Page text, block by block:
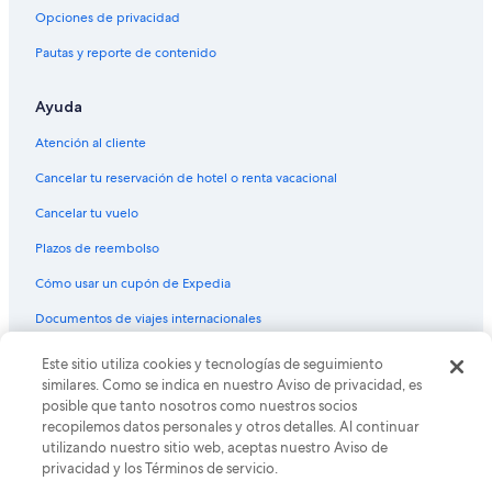
Vuelos de Des Moines (DSM) a Phoenix (PHX)
Vuelos de Detroit (DTW) a Phoenix (PHX)
Vuelos de Fort Lauderdale (FLL) a Phoenix (PHX)
Vuelos de Guayaquil (GYE) a Phoenix (PHX)
Vuelos de Houston (HOU) a Phoenix (PHX)
Vuelos de Houston (IAH) a Phoenix (PHX)
Vuelos de Idaho Falls (IDA) a Phoenix (PHX)
Vuelos de Indianápolis (IND) a Phoenix (PHX)
Vuelos de El Centro (IPL) a Phoenix (PHX)
Vuelos de Lima (LIM) a Phoenix (PHX)
Vuelos de Los Mochis (LMM) a Phoenix (PHX)
Vuelos de Laredo (LRD) a Phoenix (PHX)
Vuelos de Midland (MAF) a Phoenix (PHX)
Opciones de privacidad
Pautas y reporte de contenido
Ayuda
Atención al cliente
Cancelar tu reservación de hotel o renta vacacional
Cancelar tu vuelo
Plazos de reembolso
Cómo usar un cupón de Expedia
Documentos de viajes internacionales
© 2026 Expedia, Inc., una empresa de Expedia Group. Todos los
derechos reservados. Expedia y el logo de Expedia son marcas
registradas o marcas comerciales de Expedia, Inc. CST# 2029030-50.
Este sitio utiliza cookies y tecnologías de seguimiento
similares. Como se indica en nuestro Aviso de privacidad, es
posible que tanto nosotros como nuestros socios
recopilemos datos personales y otros detalles. Al continuar
utilizando nuestro sitio web, aceptas nuestro Aviso de
privacidad y los Términos de servicio.